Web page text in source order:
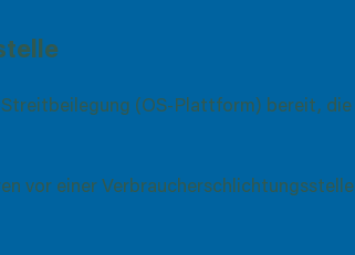
(OS-Plattform) bereit, die
vor einer Verbraucherschlichtungsstelle